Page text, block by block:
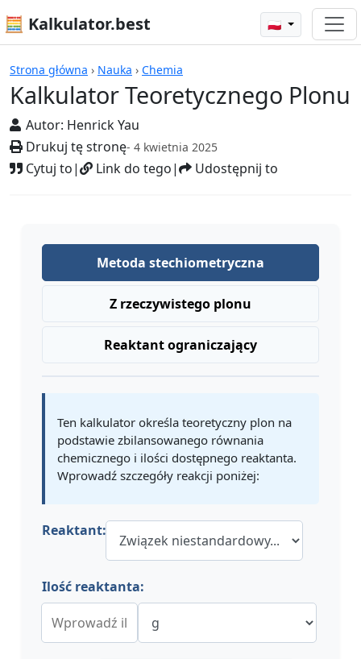
🧮 Kalkulator.best 🇵🇱
Strona główna › Nauka › Chemia
Kalkulator Teoretycznego Plonu
Autor: Henrick Yau
Drukuj tę stronę- 4 kwietnia 2025
Cytuj to| Link do tego| Udostępnij to
Kalkulatory
Metoda stechiometryczna
Z rzeczywistego plonu
Reaktant ograniczający
Ten kalkulator określa teoretyczny plon na
podstawie zbilansowanego równania
chemicznego i ilości dostępnego reaktanta.
Wprowadź szczegóły reakcji poniżej:
Reaktant:
Ilość reaktanta: